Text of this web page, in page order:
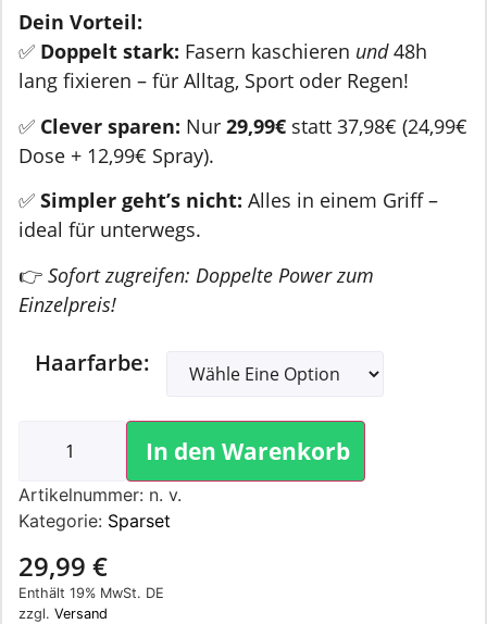
Dein Vorteil:
✅ Doppelt stark: Fasern kaschieren und48h
lang fixieren – für Alltag, Sport oder Regen!
✅ Clever sparen: Nur 29,99€ statt 37,98€ (24,99€
Dose + 12,99€ Spray).
✅ Simpler geht’s nicht: Alles in einem Griff –
ideal für unterwegs.
👉 Sofort zugreifen: Doppelte Power zum
Einzelpreis!
Haarfarbe:
In den Warenkorb
Artikelnummer: n. v.
Kategorie: Sparset
29,99 €
Enthält 19% MwSt. DE
zzgl. Versand